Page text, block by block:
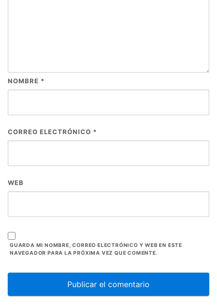
NOMBRE *
CORREO ELECTRÓNICO *
WEB
GUARDA MI NOMBRE, CORREO ELECTRÓNICO Y WEB EN ESTE
NAVEGADOR PARA LA PRÓXIMA VEZ QUE COMENTE.